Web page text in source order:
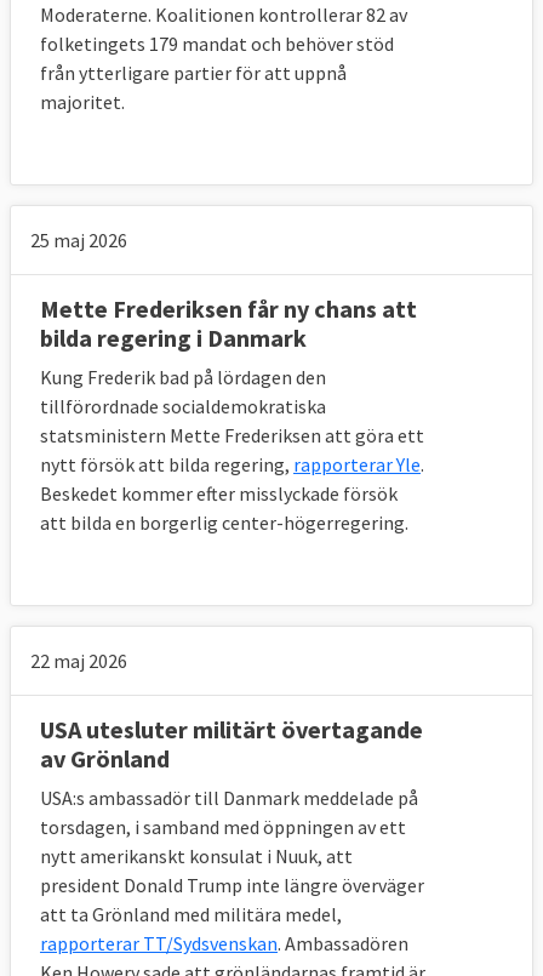
Moderaterne. Koalitionen kontrollerar 82 av
folketingets 179 mandat och behöver stöd
från ytterligare partier för att uppnå
majoritet.
25 maj 2026
Mette Frederiksen får ny chans att
bilda regering i Danmark
Kung Frederik bad på lördagen den
tillförordnade social­demokratiska
statsministern Mette Frederiksen att göra ett
nytt försök att bilda regering, rapporterar Yle.
Beskedet kommer efter misslyckade försök
att bilda en borgerlig center-högerregering.
22 maj 2026
USA utesluter militärt övertagande
av Grönland
USA:s ambassadör till Danmark meddelade på
torsdagen, i samband med öppningen av ett
nytt amerikanskt konsulat i Nuuk, att
president Donald Trump inte längre överväger
att ta Grönland med militära medel,
rapporterar TT/Sydsvenskan. Ambassadören